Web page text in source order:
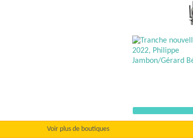
Précédent
Voir plus de boutiques